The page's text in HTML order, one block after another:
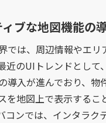
ブな地図機能の
では、周辺情報やエリ
近のUIトレンドとして
導入が進んでおり、物
を地図上で表示するこ
コンでは、インタラク